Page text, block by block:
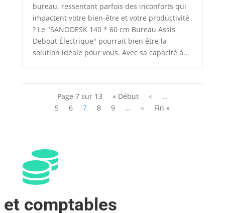
bureau, ressentant parfois des inconforts qui
impactent votre bien-être et votre productivité
? Le "SANODESK 140 * 60 cm Bureau Assis
Debout Électrique" pourrait bien être la
solution idéale pour vous. Avec sa capacité à...
Page 7 sur 13 « Début «
…
5
6 7 8 9 … » Fin »

comptables